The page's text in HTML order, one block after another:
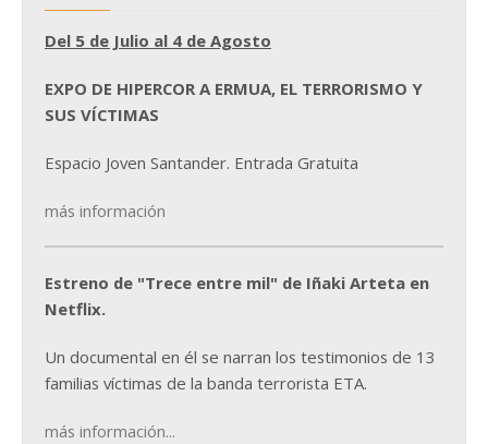
Del 5 de Julio al 4 de Agosto
EXPO DE HIPERCOR A ERMUA, EL TERRORISMO Y
SUS VÍCTIMAS
Espacio Joven Santander. Entrada Gratuita
más información
Estreno de "Trece entre mil" de Iñaki Arteta en
Netflix.
Un documental en él se narran los testimonios de 13
familias víctimas de la banda terrorista ETA.
más información...